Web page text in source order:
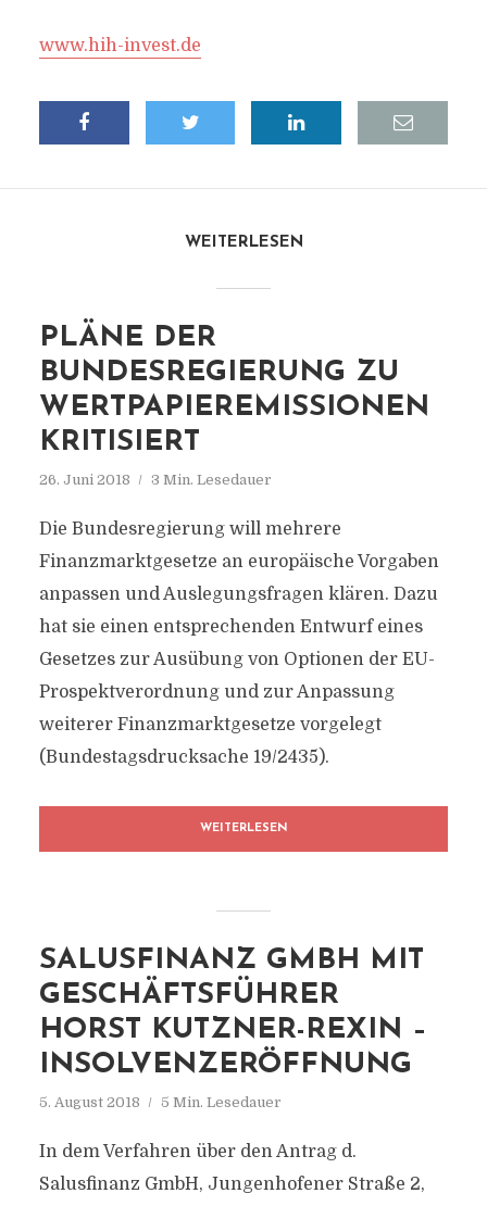
www.hih-invest.de
WEITERLESEN
PLÄNE DER
BUNDESREGIERUNG ZU
WERTPAPIEREMISSIONEN
KRITISIERT
26. Juni 2018 3 Min. Lesedauer
Die Bundesregierung will mehrere
Finanzmarktgesetze an europäische Vorgaben
anpassen und Auslegungsfragen klären. Dazu
hat sie einen entsprechenden Entwurf eines
Gesetzes zur Ausübung von Optionen der EU-
Prospektverordnung und zur Anpassung
weiterer Finanzmarktgesetze vorgelegt
(Bundestagsdrucksache 19/2435).
WEITERLESEN
SALUSFINANZ GMBH MIT
GESCHÄFTSFÜHRER
HORST KUTZNER-REXIN –
INSOLVENZERÖFFNUNG
5. August 2018 5 Min. Lesedauer
In dem Verfahren über den Antrag d.
Salusfinanz GmbH, Jungenhofener Straße 2,